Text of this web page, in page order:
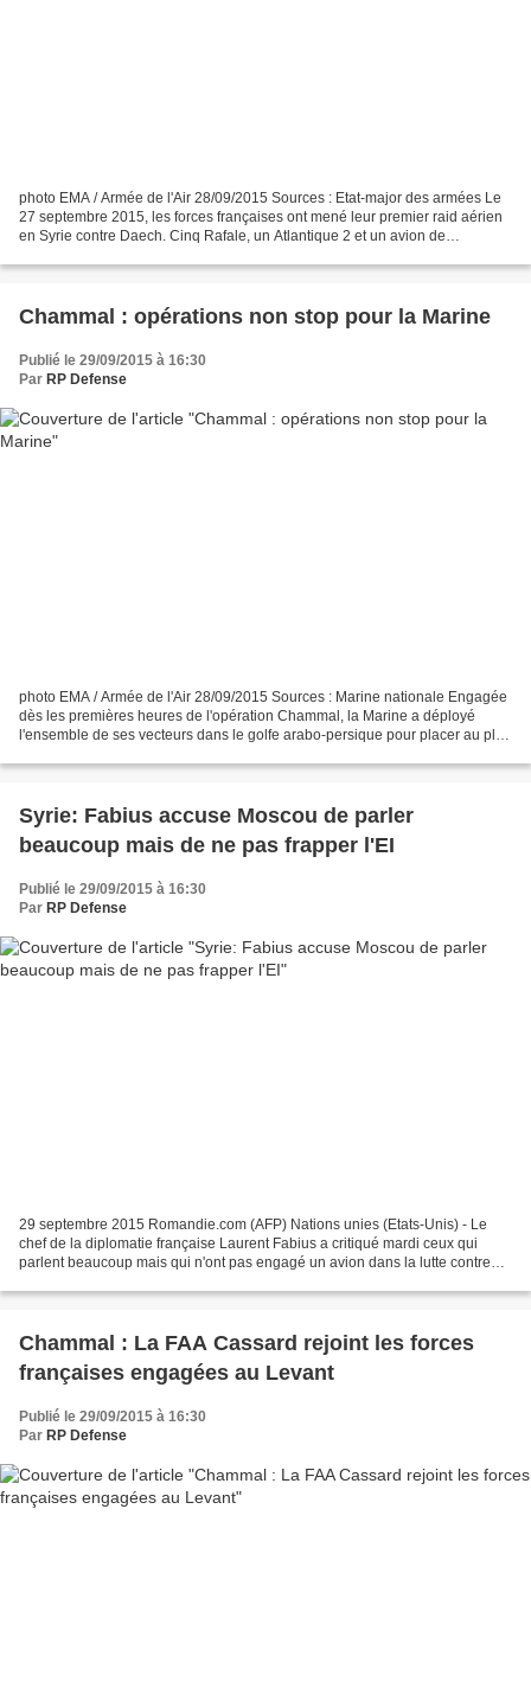
photo EMA / Armée de l'Air 28/09/2015 Sources : Etat-major des armées Le
27 septembre 2015, les forces françaises ont mené leur premier raid aérien
en Syrie contre Daech. Cinq Rafale, un Atlantique 2 et un avion de
Chammal : opérations non stop pour la Marine
Publié le 29/09/2015 à 16:30
Par RP Defense
photo EMA / Armée de l'Air 28/09/2015 Sources : Marine nationale Engagée
dès les premières heures de l'opération Chammal, la Marine a déployé
l'ensemble de ses vecteurs dans le golfe arabo-persique pour placer au plus
Syrie: Fabius accuse Moscou de parler
beaucoup mais de ne pas frapper l'EI
Publié le 29/09/2015 à 16:30
Par RP Defense
29 septembre 2015 Romandie.com (AFP) Nations unies (Etats-Unis) - Le
chef de la diplomatie française Laurent Fabius a critiqué mardi ceux qui
parlent beaucoup mais qui n'ont pas engagé un avion dans la lutte contre
Chammal : La FAA Cassard rejoint les forces
françaises engagées au Levant
Publié le 29/09/2015 à 16:30
Par RP Defense